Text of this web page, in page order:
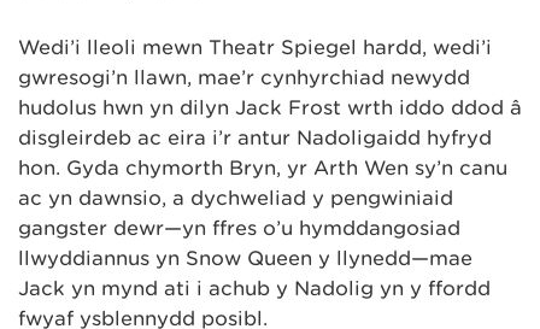
Wedi’i lleoli mewn Theatr Spiegel hardd, wedi’i
gwresogi’n llawn, mae’r cynhyrchiad newydd
hudolus hwn yn dilyn Jack Frost wrth iddo ddod â
disgleirdeb ac eira i’r antur Nadoligaidd hyfryd
hon. Gyda chymorth Bryn, yr Arth Wen sy’n canu
ac yn dawnsio, a dychweliad y pengwiniaid
gangster dewr—yn ffres o’u hymddangosiad
llwyddiannus yn Snow Queen y llynedd—mae
Jack yn mynd ati i achub y Nadolig yn y ffordd
fwyaf ysblennydd posibl.